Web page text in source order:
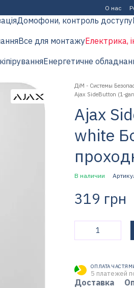
О нас
Домофони, контроль доступу
Все для монтажуЕлектрика,
Енергетичне
ДіМ - Системы
Ajax SideButton (1-
Ajax
white
В наличии
319 грн
ОПЛАТА
5 платежей
Доставка